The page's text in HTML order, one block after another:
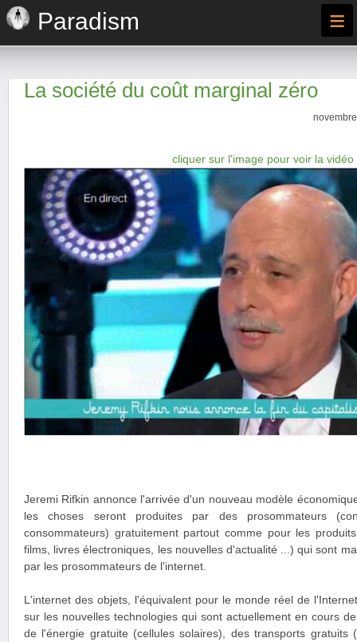
Paradism ≡
La société du coût marginal zéro
cliquer sur l'image pour voir la vidéo
Jeremi Rifkin annonce l'arrivée d'un nouveau modèle
les choses seront produites par des prosommateurs
consommateurs) gratuitement partout comme pour les
films, livres électroniques, les nouvelles d'actualité ...) qui sont
par les prosommateurs de l'internet.
L'internet des objets, l'équivalent pour le monde réel de
sur les nouvelles technologies qui sont actuellement en cours
de l'énergie gratuite (cellules solaires), des transports gratuits